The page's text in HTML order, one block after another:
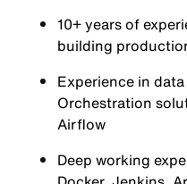
10+ years of
building
Experience in
Orchestration
Airflow
Deep working